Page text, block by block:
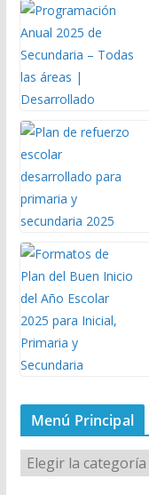
Menú Principal
M
e